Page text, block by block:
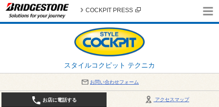
スタイルコクピット テクニカ
COCKPIT PRESS
お問い合わせフォーム
アクセスマップ
お店に電話する